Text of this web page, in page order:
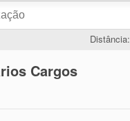
Distância:
Cargos